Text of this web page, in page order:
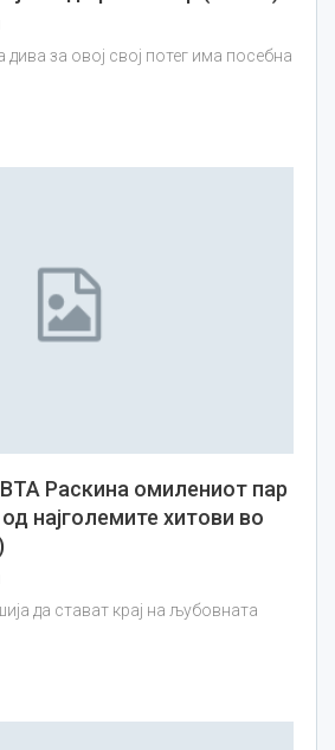
за овој свој потег има посебна
Раскина омилениот пар
најголемите хитови во
да стават крај на љубовната